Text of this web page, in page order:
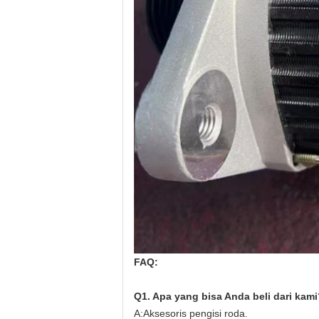
FAQ:
Q1. Apa yang bisa Anda beli dari
A:Aksesoris pengisi roda.